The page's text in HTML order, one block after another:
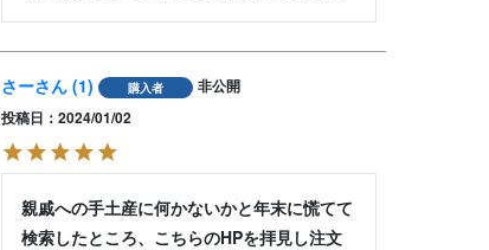
さー 1 購入者
非公開
投稿日
2024/01/02
親戚への手土産に何かないかと年末に慌てて
検索したところ、こちらのHPを拝見し注文